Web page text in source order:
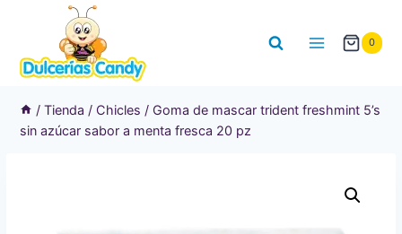
contenido
0
/ Tienda / Chicles / Goma de mascar trident freshmint 5’s
sin azúcar sabor a menta fresca 20 pz